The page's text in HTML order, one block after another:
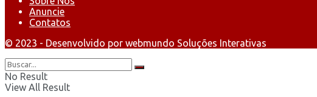
Anuncie
Contatos
© 2023 - Desenvolvido por webmundo Soluções Interativas
No Result
View All Result